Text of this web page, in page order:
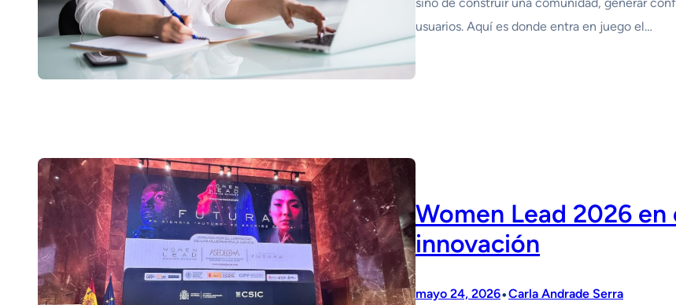
usuarios. Aquí es donde entra en juego el…
Women Lead 2026
innovación
mayo 24, 2026•Carla Andrade Serra